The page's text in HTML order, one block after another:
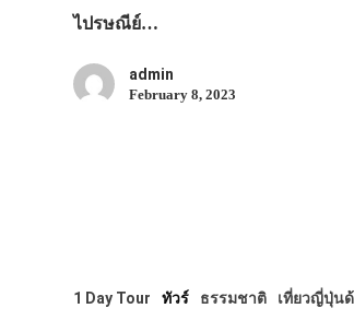
ไปรษณีย์…
admin
February 8, 2023
1 Day Tour ทัวร์ ธรรมชาติ เที่ยวญี่ปุ่นด้